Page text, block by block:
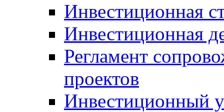
Инвестиционная
Инвестиционная
Регламент
проектов
Инвестиционный